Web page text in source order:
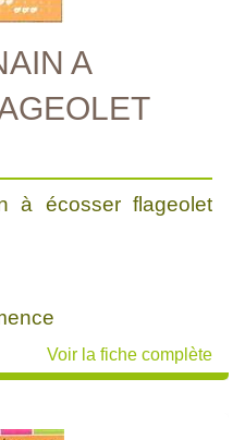
A
à écosser flageolet
Voir la fiche complète